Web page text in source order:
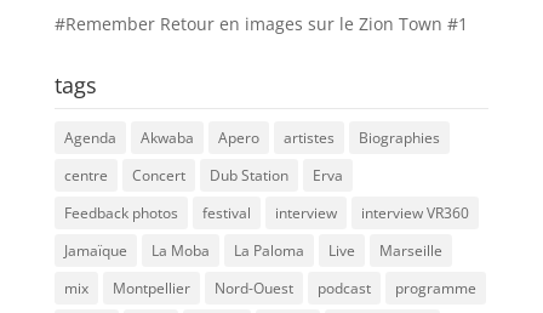
#Remember Retour en images sur le Zion Town #1
tags
Agenda Akwaba Apero artistes
Biographies
centre
Concert Dub Station
Erva
Feedback photos
festival interview
interview VR360
Jamaïque
La Moba La Paloma Live
Marseille
mix
Montpellier Nord-Ouest podcast
programme